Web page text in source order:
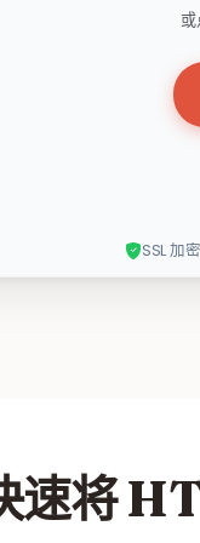
SSL 加密
速将